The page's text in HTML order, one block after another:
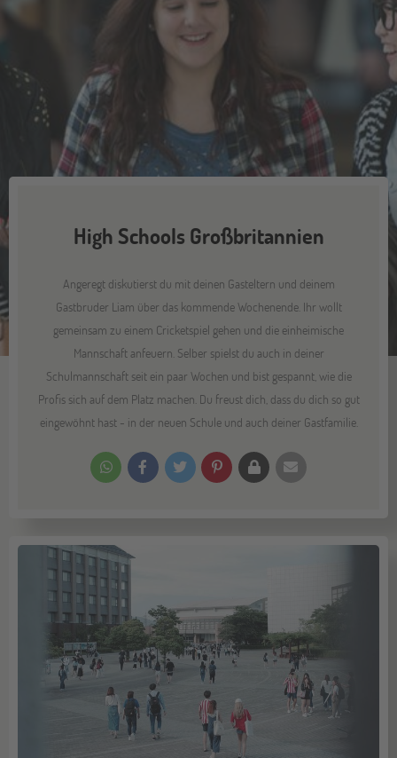
High Schools Großbritannien
Angeregt diskutierst du mit deinen Gasteltern und deinem
Gastbruder Liam über das kommende Wochenende. Ihr wollt
gemeinsam zu einem Cricketspiel gehen und die einheimische
Mannschaft anfeuern. Selber spielst du auch in deiner
Schulmannschaft seit ein paar Wochen und bist gespannt, wie die
Profis sich auf dem Platz machen. Du freust dich, dass du dich so gut
eingewöhnt hast - in der neuen Schule und auch deiner Gastfamilie.